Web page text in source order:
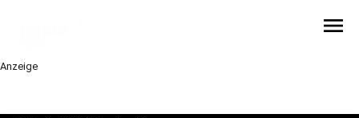
menu
Anzeige